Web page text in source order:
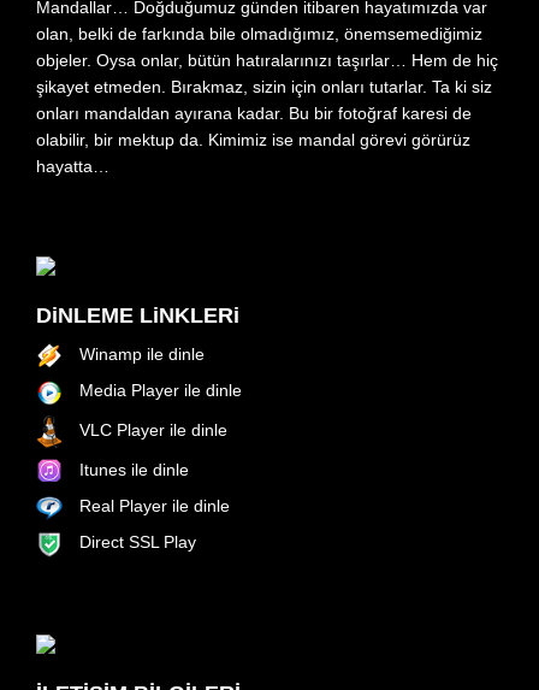
Mandallar… Doğduğumuz günden itibaren hayatımızda var
olan, belki de farkında bile olmadığımız, önemsemediğimiz
objeler. Oysa onlar, bütün hatıralarınızı taşırlar… Hem de hiç
şikayet etmeden. Bırakmaz, sizin için onları tutarlar. Ta ki siz
onları mandaldan ayırana kadar. Bu bir fotoğraf karesi de
olabilir, bir mektup da. Kimimiz ise mandal görevi görürüz
hayatta…
DiNLEME LiNKLERi
Winamp ile dinle
Media Player ile dinle
VLC Player ile dinle
Itunes ile dinle
Real Player ile dinle
Direct SSL Play